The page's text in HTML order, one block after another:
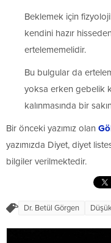
Beklemek için
kendini hazır
ertelememelidir.
Bu bulgular da
yoksa erken gebelik
kalınmasında bir
Bir önceki yazımız olan
yazımızda Diyet, diyet
bilgiler verilmektedir.
Dr. Betül Görgen